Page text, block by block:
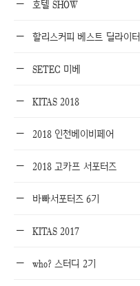
호텔 SHOW
할리스커피 베스트 딜라이터
SETEC 미베
KITAS 2018
2018 인천베이비페어
2018 고카프 서포터즈
바빠서포터즈 6기
KITAS 2017
who? 스터디 2기